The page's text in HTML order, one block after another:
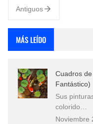
Antiguos
MÁS LEÍDO
Cuadros
Fantástico)
Sus
colorido…
Noviembre